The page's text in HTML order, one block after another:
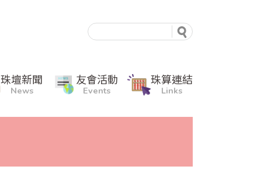
珠壇新聞
News
友會活動
Events
珠算連結
Links